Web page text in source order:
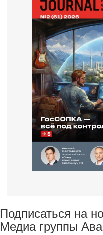
Подписаться на
Медиа группы